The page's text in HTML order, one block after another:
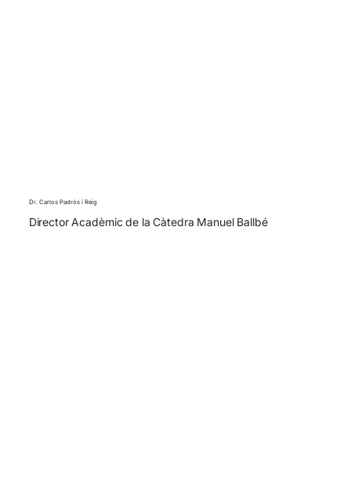
Dr. Carlos Padrós i Reig
Director Acadèmic de la Càtedra Manuel Ballbé